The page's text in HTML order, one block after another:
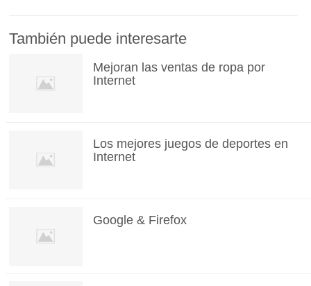
También puede interesarte
Mejoran las ventas de ropa por
Internet
Los mejores juegos de deportes en
Internet
Google & Firefox